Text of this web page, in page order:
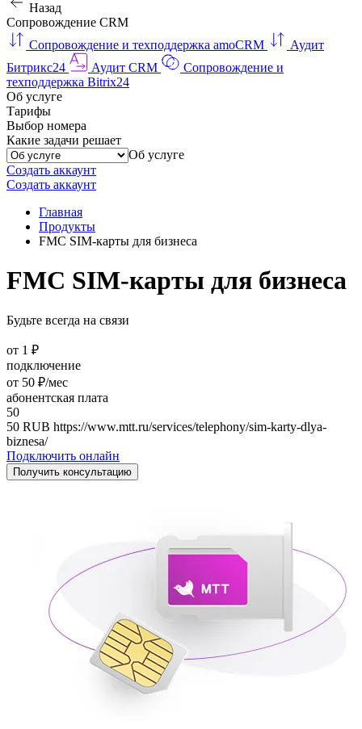
Назад
Сопровождение CRM
Сопровождение и техподдержка amoCRM
Аудит
Битрикс24
Аудит CRM
Сопровождение и
техподдержка Bitrix24
Об услуге
Тарифы
Выбор номера
Какие задачи решает
Об услуге
Создать аккаунт
Создать аккаунт
Главная
Продукты
FMC SIM-карты для бизнеса
FMC SIM-карты для бизнеса
Будьте всегда на связи
от 1 ₽
подключение
от 50 ₽/мес
абонентская плата
50
50 RUB https://www.mtt.ru/services/telephony/sim-karty-dlya-
biznesa/
Подключить онлайн
Получить консультацию